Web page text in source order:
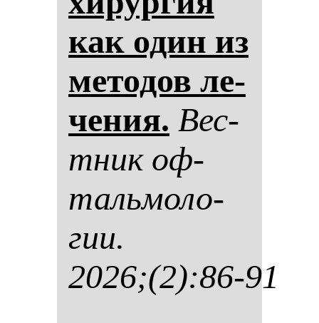
как один из
ме­то­дов ле­
че­ния. Вес­
тник оф­
таль­мо­ло­
гии.
2026;(2):86-91